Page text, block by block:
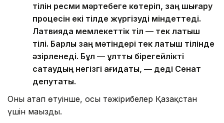
тілін ресми мәртебеге көтеріп, заң шығару
процесін екі тілде жүргізуді міндеттеді.
Латвияда мемлекеттік тіл — тек латыш
тілі. Барлық заң мәтіндері тек латыш тілінде
әзірленеді. Бұл — ұлттық бірегейлікті
сақтаудың негізгі қағидаты, — деді Сенат
депутаты.
Оның атап өтуінше, осы тәжірибелер Қазақстан
үшін маңызды.